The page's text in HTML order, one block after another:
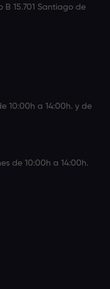
B 15.701 Santiago de
10:00h a 14:00h. y de
de 10:00h a 14:00h.